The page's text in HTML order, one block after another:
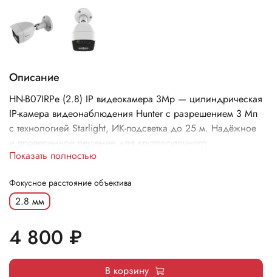
Фокусное расстояние объектива
2.8 мм
Описание
HN-B07IRPe (2.8) IP видеокамера 3Mp — цилиндрическая
IP-камера видеонаблюдения Hunter с разрешением 3 Мп
с технологией Starlight, ИК-подсветка до 25 м. Надёжное
и проверенное решение для круглосуточного
видеонаблюдения.
Показать полностью
4 800 ₽
В корзину